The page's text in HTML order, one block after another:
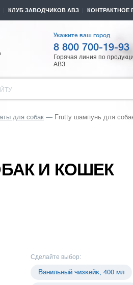
КЛУБ ЗАВОДЧИКОВ АВЗ КОНТРАКТНОЕ
Укажите ваш город
8 800 700-19-93
Горячая линия по
АВЗ
для собак Frutty шампунь для
И КОШЕК
Сделайте выбор:
Ванильный чизкейк, 400 мл